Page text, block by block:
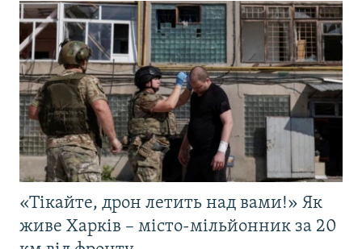
«Тікайте, дрон летить над вами!» Як
живе Харків – місто-мільйонник за 20